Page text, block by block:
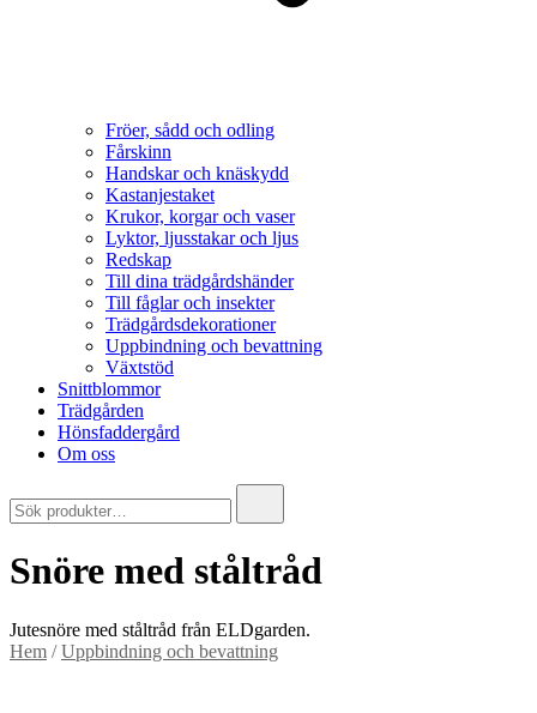
Fröer, sådd och odling
Fårskinn
Handskar och knäskydd
Kastanjestaket
Krukor, korgar och vaser
Lyktor, ljusstakar och ljus
Redskap
Till dina trädgårdshänder
Till fåglar och insekter
Trädgårdsdekorationer
Uppbindning och bevattning
Växtstöd
Snittblommor
Trädgården
Hönsfaddergård
Om oss
for:
Snöre med ståltråd
Jutesnöre med ståltråd från ELDgarden.
Hem /Uppbindning och bevattning